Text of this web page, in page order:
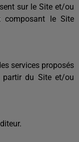
sur le Site et/ou
composant le Site
services proposés
partir du Site et/ou